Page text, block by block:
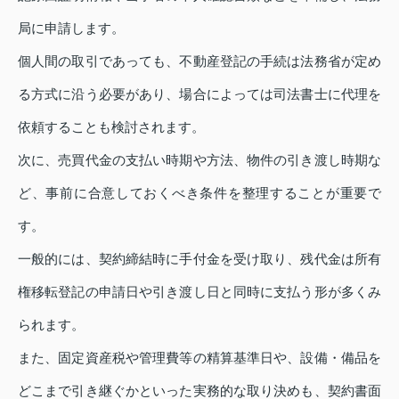
局に申請します。
個人間の取引であっても、不動産登記の手続は法務省が定め
る方式に沿う必要があり、場合によっては司法書士に代理を
依頼することも検討されます。
次に、売買代金の支払い時期や方法、物件の引き渡し時期な
ど、事前に合意しておくべき条件を整理することが重要で
す。
一般的には、契約締結時に手付金を受け取り、残代金は所有
権移転登記の申請日や引き渡し日と同時に支払う形が多くみ
られます。
また、固定資産税や管理費等の精算基準日や、設備・備品を
どこまで引き継ぐかといった実務的な取り決めも、契約書面